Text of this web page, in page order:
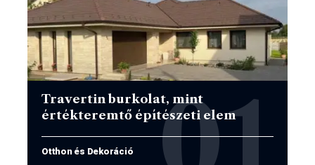
Travertin burkolat, mint
értékteremtő építészeti elem
Otthon és Dekoráció